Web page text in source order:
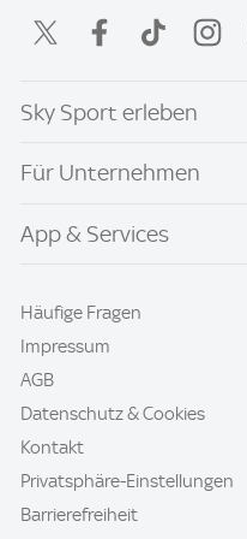
Sky Sport erleben
Für Unternehmen
App & Services
Häufige Fragen
Impressum
AGB
Datenschutz & Cookies
Kontakt
Privatsphäre-Einstellungen
Barrierefreiheit